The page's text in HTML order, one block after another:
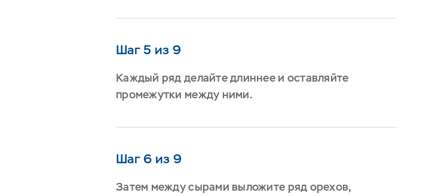
Шаг 5 из 9
Каждый ряд делайте длиннее и оставляйте
промежутки между ними.
Шаг 6 из 9
Затем между сырами выложите ряд орехов,